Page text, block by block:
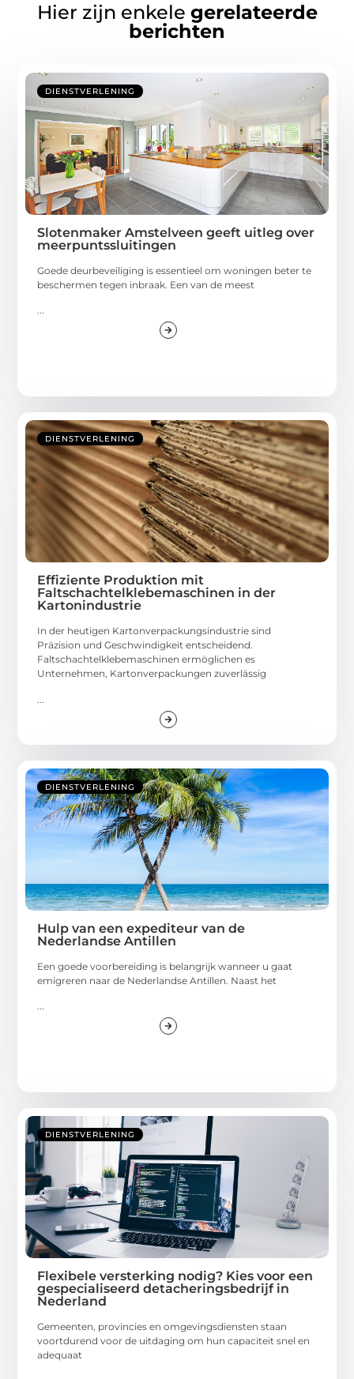
Hier zijn enkele gerelateerde
berichten
DIENSTVERLENING
Slotenmaker Amstelveen geeft uitleg over
meerpuntssluitingen
Goede deurbeveiliging is essentieel om woningen beter te
beschermen tegen inbraak. Een van de meest
...
DIENSTVERLENING
Effiziente Produktion mit
Faltschachtelklebemaschinen in der
Kartonindustrie
In der heutigen Kartonverpackungsindustrie sind
Präzision und Geschwindigkeit entscheidend.
Faltschachtelklebemaschinen ermöglichen es
Unternehmen, Kartonverpackungen zuverlässig
DIENSTVERLENING
Hulp van een expediteur van de
Nederlandse Antillen
Een goede voorbereiding is belangrijk wanneer u gaat
emigreren naar de Nederlandse Antillen. Naast het
...
DIENSTVERLENING
Flexibele versterking nodig? Kies voor een
gespecialiseerd detacheringsbedrijf in
Nederland
Gemeenten, provincies en omgevingsdiensten staan
voortdurend voor de uitdaging om hun capaciteit snel en
adequaat